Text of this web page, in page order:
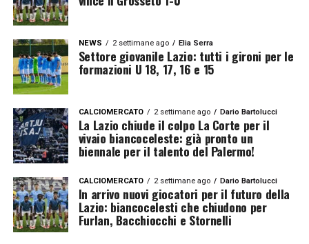
NEWS 2 settimane ago Elia Serra
Settore giovanile Lazio: tutti i gironi per le
formazioni U 18, 17, 16 e 15
CALCIOMERCATO 2 settimane ago Dario Bartolucci
La Lazio chiude il colpo La Corte per il
vivaio biancoceleste: già pronto un
biennale per il talento del Palermo!
CALCIOMERCATO 2 settimane ago Dario Bartolucci
In arrivo nuovi giocatori per il futuro della
Lazio: biancocelesti che chiudono per
Furlan, Bacchiocchi e Stornelli